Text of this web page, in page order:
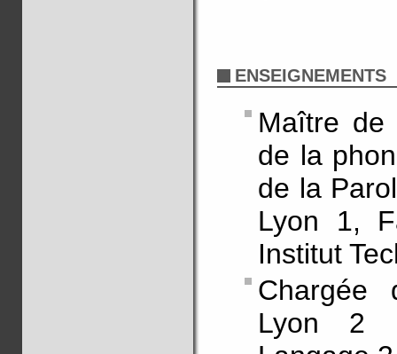
ENSEIGNEMENTS
Maître de
de la
de la
Lyon 1,
Institut
Chargée
Lyon 2